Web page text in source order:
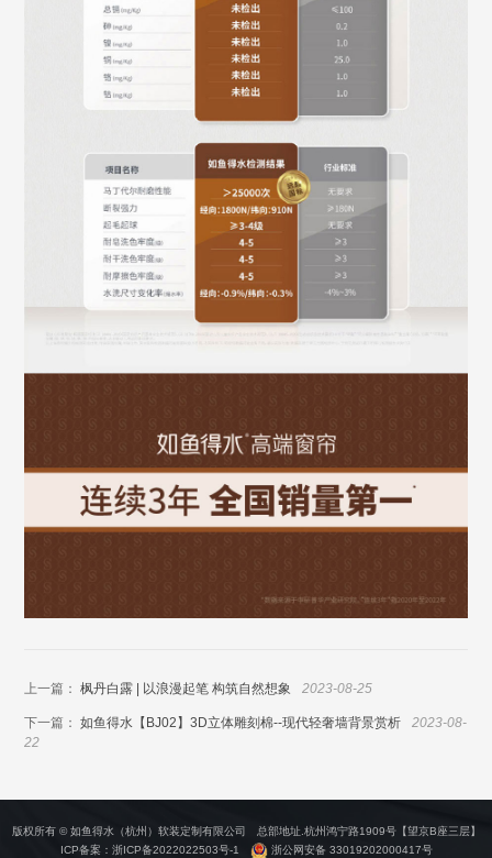
上一篇：枫丹白露 | 以浪漫起笔 构筑自然想象 2023-08-25
下一篇：如鱼得水【BJ02】3D立体雕刻棉--现代轻奢墙背景赏析
2023-08-
22
版权所有 © 如鱼得水（杭州）软装定制有限公司 总部地址.杭州鸿宁路1909号【望京B座三层】
ICP备案： 浙ICP备2022022503号-1 浙公网安备 33019202000417号